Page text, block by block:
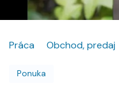
Práca Obchod, predaj
Ponuka